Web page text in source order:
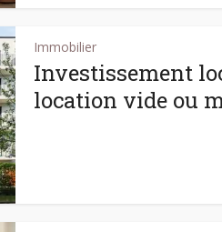
Immobilier
Investissement
location vide ou